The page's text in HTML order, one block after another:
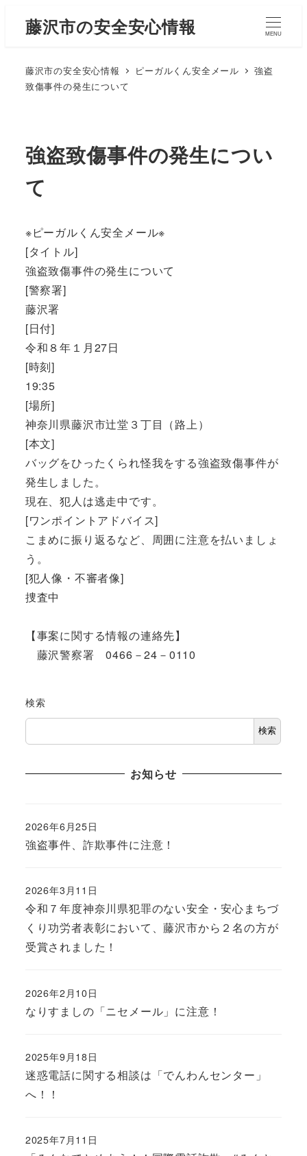
藤沢市の安全安心情報 MENU
藤沢市の安全安心情報 ピーガルくん安全メール
強盗
致傷事件の発生について
強盗致傷事件の発生につい
て
※ピーガルくん安全メール※
[タイトル]
強盗致傷事件の発生について
[警察署]
藤沢署
[日付]
令和８年１月27日
[時刻]
19:35
[場所]
神奈川県藤沢市辻堂３丁目（路上）
[本文]
バッグをひったくられ怪我をする強盗致傷事件が
発生しました。
現在、犯人は逃走中です。
[ワンポイントアドバイス]
こまめに振り返るなど、周囲に注意を払いましょ
う。
[犯人像・不審者像]
捜査中
【事案に関する情報の連絡先】
藤沢警察署 0466－24－0110
検索
検索
お知らせ
強盗事件、詐欺事件に注意！
2026年6月25日
令和７年度神奈川県犯罪のない安全・安心まちづ
くり功労者表彰において、藤沢市から２名の方が
受賞されました！
2026年3月11日
なりすましの「ニセメール」に注意！
2026年2月10日
迷惑電話に関する相談は「でんわんセンター」
へ！！
2025年9月18日
2025年7月11日